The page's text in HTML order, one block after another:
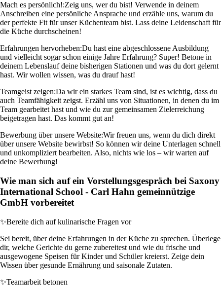
Mach es persönlich!:Zeig uns, wer du bist! Verwende in deinem
Anschreiben eine persönliche Ansprache und erzähle uns, warum du
der perfekte Fit für unser Küchenteam bist. Lass deine Leidenschaft für
die Küche durchscheinen!
Erfahrungen hervorheben:Du hast eine abgeschlossene Ausbildung
und vielleicht sogar schon einige Jahre Erfahrung? Super! Betone in
deinem Lebenslauf deine bisherigen Stationen und was du dort gelernt
hast. Wir wollen wissen, was du drauf hast!
Teamgeist zeigen:Da wir ein starkes Team sind, ist es wichtig, dass du
auch Teamfähigkeit zeigst. Erzähl uns von Situationen, in denen du im
Team gearbeitet hast und wie du zur gemeinsamen Zielerreichung
beigetragen hast. Das kommt gut an!
Bewerbung über unsere Website:Wir freuen uns, wenn du dich direkt
über unsere Website bewirbst! So können wir deine Unterlagen schnell
und unkompliziert bearbeiten. Also, nichts wie los – wir warten auf
deine Bewerbung!
Wie man sich auf ein Vorstellungsgespräch bei Saxony
International School - Carl Hahn gemeinnützige
GmbH vorbereitet
✨Bereite dich auf kulinarische Fragen vor
Sei bereit, über deine Erfahrungen in der Küche zu sprechen. Überlege
dir, welche Gerichte du gerne zubereitest und wie du frische und
ausgewogene Speisen für Kinder und Schüler kreierst. Zeige dein
Wissen über gesunde Ernährung und saisonale Zutaten.
✨Teamarbeit betonen